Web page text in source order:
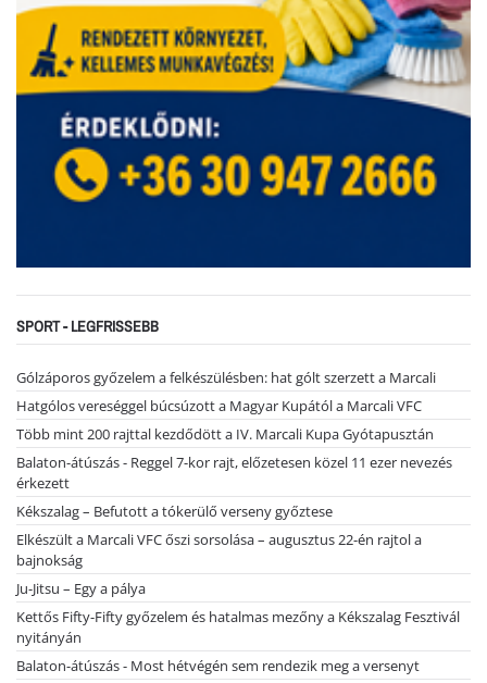
SPORT - LEGFRISSEBB
Gólzáporos győzelem a felkészülésben: hat gólt szerzett a Marcali
Hatgólos vereséggel búcsúzott a Magyar Kupától a Marcali VFC
Több mint 200 rajttal kezdődött a IV. Marcali Kupa Gyótapusztán
Balaton-átúszás - Reggel 7-kor rajt, előzetesen közel 11 ezer nevezés
érkezett
Kékszalag – Befutott a tókerülő verseny győztese
Elkészült a Marcali VFC őszi sorsolása – augusztus 22-én rajtol a
bajnokság
Ju-Jitsu – Egy a pálya
Kettős Fifty-Fifty győzelem és hatalmas mezőny a Kékszalag Fesztivál
nyitányán
Balaton-átúszás - Most hétvégén sem rendezik meg a versenyt